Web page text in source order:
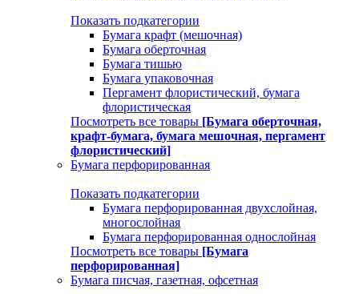
Показать подкатегории
Бумага крафт (мешочная)
Бумага оберточная
Бумага тишью
Бумага упаковочная
Пергамент флористический, бумага
флористическая
Посмотреть все товары [Бумага оберточная,
крафт-бумага, бумага мешочная, пергамент
флористический]
Бумага перфорированная
Показать подкатегории
Бумага перфорированная двухслойная,
многослойная
Бумага перфорированная однослойная
Посмотреть все товары [Бумага
перфорированная]
Бумага писчая, газетная, офсетная